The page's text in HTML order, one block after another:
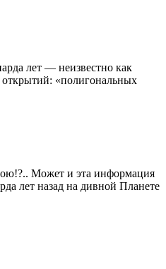
лет — неизвестно как
открытий: «полигональных
Может и эта информация
лет назад на дивной Планете